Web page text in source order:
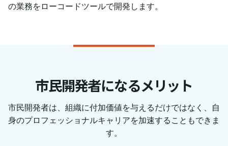
の業務をローコードツールで開発します。
市民開発者になるメリット
市民開発者は、組織に付加価値を与えるだけではなく、自
身のプロフェッショナルキャリアを加速することもできま
す。